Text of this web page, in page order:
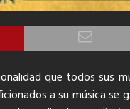
que todos sus
a su música se